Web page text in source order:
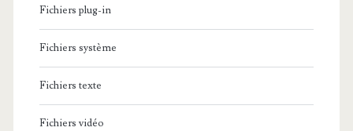
Fichiers plug-in
Fichiers système
Fichiers texte
Fichiers vidéo